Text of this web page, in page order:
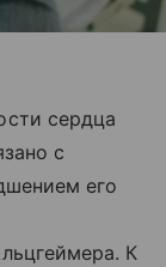
сердца
с
его
К